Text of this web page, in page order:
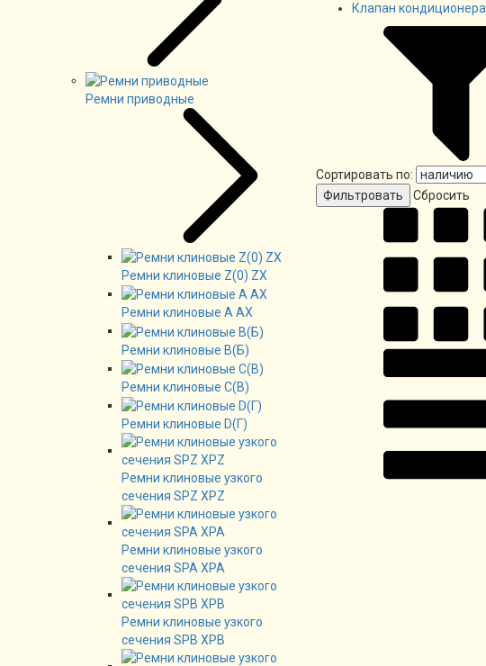
Ремни приводные
Ремни клиновые Z(0) ZX
Ремни клиновые А AX
Ремни клиновые В(Б)
Ремни клиновые C(B)
Ремни клиновые D(Г)
Ремни клиновые узкого
сечения SPZ XPZ
Ремни клиновые узкого
сечения SPA XPA
Ремни клиновые узкого
сечения SPB XPB
Клапан кондиционера
Сортировать по:
Cбросить